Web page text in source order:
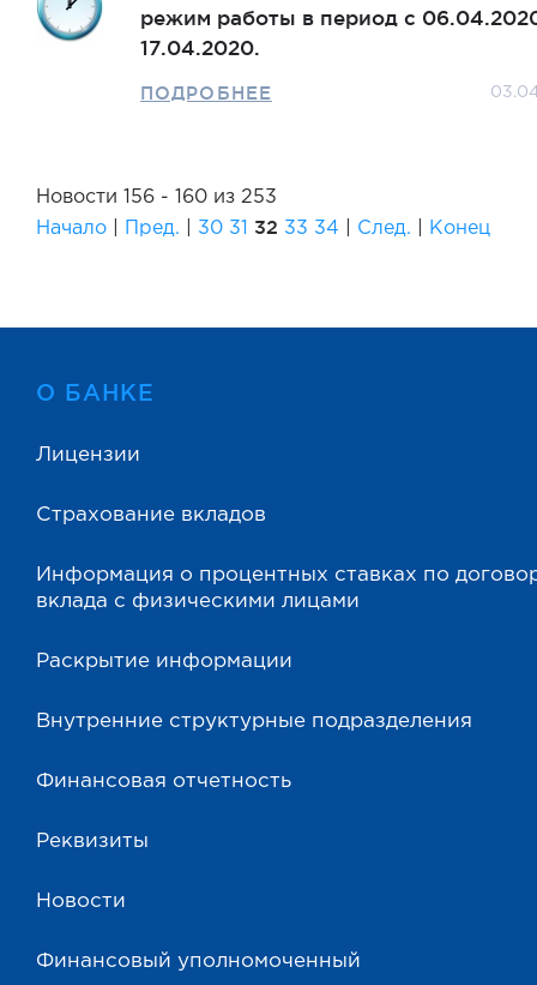
режим работы в период с
17.04.2020.
ПОДРОБНЕЕ
Новости 156 - 160 из 253
Начало
Пред. 30 31 32 33 34 След. Конец
О БАНКЕ
Лицензии
Страхование вкладов
Информация о процентных ставках по
вклада с физическими лицами
Раскрытие информации
Внутренние структурные подразделения
Финансовая отчетность
Реквизиты
Новости
Финансовый уполномоченный